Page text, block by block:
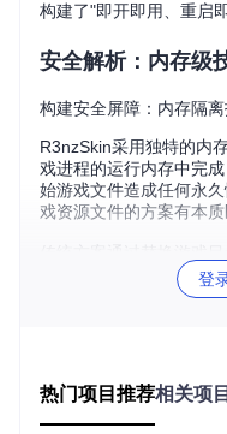
构建了"即开即用、重启
安全解析：内存级
构建安全屏障：内存隔
R3nzSkin采用独特的内
戏进程的运行内存中完
始游戏文件造成任何永
戏资源文件的方案有本质
方式会在硬盘留下修改
而R3nzSkin的内存注入
R3nzSkin内存注入原理
风险规避手册：异常情况
登
热门项目推荐相关项